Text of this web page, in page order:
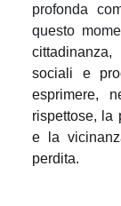
profonda
questo
sociali e
esprimere,
rispettose, la
e la
perdita.